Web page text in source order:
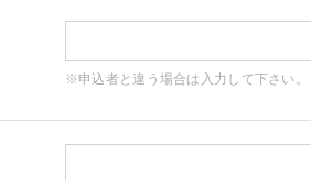
※申込者と違う場合は入力して下さい。